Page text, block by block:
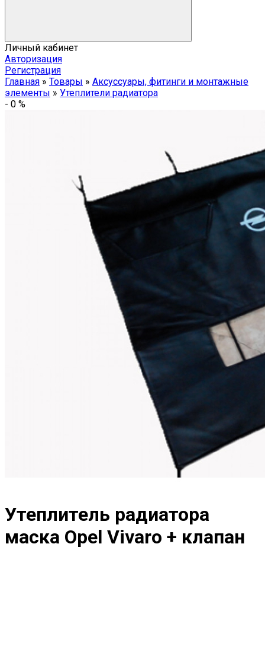
Личный кабинет
Авторизация
Регистрация
Главная » Товары » Аксуссуары, фитинги и монтажные
элементы » Утеплители радиатора
- 0 %
Утеплитель радиатора
маска Opel Vivaro + клапан